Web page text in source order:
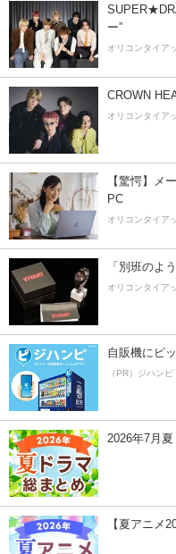
ー”
オリコンタイア
CROWN
オリコンタイア
【驚愕】メ
PC
オリコンタイア
「別班のよ
オリコンタイア
自販機にピ
（PR）ジハンピ
2026年7月
【夏アニメ